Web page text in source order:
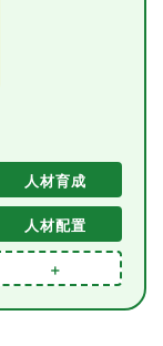
人材育成
人材配置
＋